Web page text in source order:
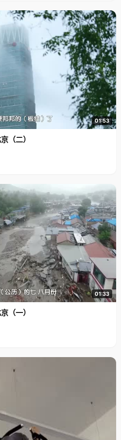
01:53
（二）
01:33
（一）